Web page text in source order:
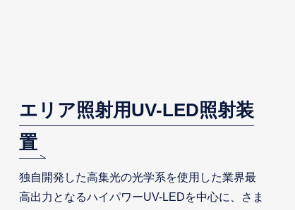
エリア照射用UV-LED照射装
置
独自開発した高集光の光学系を使用した業界最
高出力となるハイパワーUV-LEDを中心に、さま